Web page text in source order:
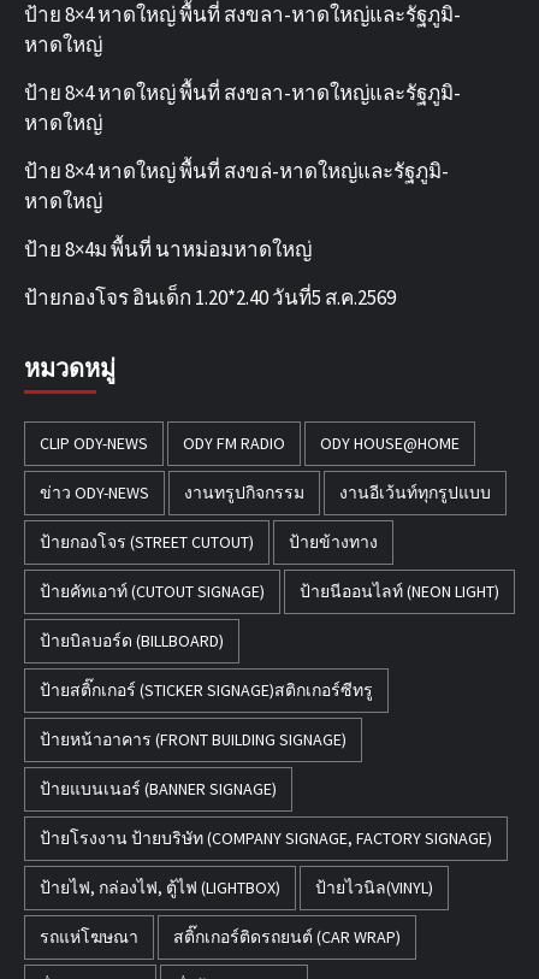
ป้าย 8×4 หาดใหญ่ พื้นที่ สงขลา-หาดใหญ่และรัฐภูมิ-
หาดใหญ่
ป้าย 8×4 หาดใหญ่ พื้นที่ สงขลา-หาดใหญ่และรัฐภูมิ-
หาดใหญ่
ป้าย 8×4 หาดใหญ่ พื้นที่ สงขล่-หาดใหญ่และรัฐภูมิ-
หาดใหญ่
ป้าย 8×4ม พื้นที่ นาหม่อมหาดใหญ่
ป้ายกองโจร อินเด็ก 1.20*2.40 วันที่5 ส.ค.2569
หมวดหมู่
CLIP ODY-NEWS ODY FM RADIO ODY HOUSE@HOME
ข่าว ODY-NEWS งานทรูปกิจกรรม งานอีเว้นท์ทุกรูปแบบ
ป้ายกองโจร (STREET CUTOUT) ป้ายข้างทาง
ป้ายคัทเอาท์ (CUTOUT SIGNAGE) ป้ายนีออนไลท์ (NEON LIGHT)
ป้ายบิลบอร์ด (BILLBOARD)
ป้ายสติ๊กเกอร์ (STICKER SIGNAGE)สติกเกอร์ซีทรู
ป้ายหน้าอาคาร (FRONT BUILDING SIGNAGE)
ป้ายแบนเนอร์ (BANNER SIGNAGE)
ป้ายโรงงาน ป้ายบริษัท (COMPANY SIGNAGE, FACTORY SIGNAGE)
ป้ายไฟ, กล่องไฟ, ตู้ไฟ (LIGHTBOX) ป้ายไวนิล(VINYL)
รถแห่โฆษณา สติ๊กเกอร์ติดรถยนต์ (CAR WRAP)